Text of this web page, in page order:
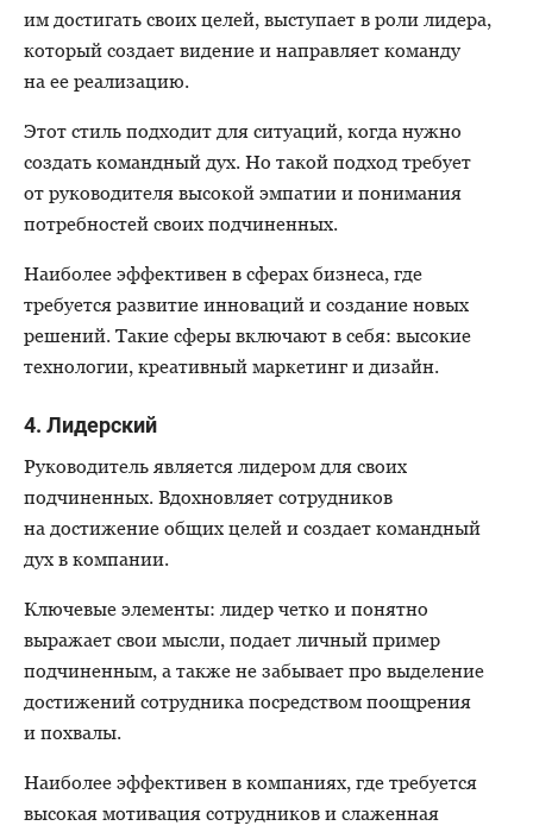
им достигать своих целей, выступает в роли лидера,
который создает видение и направляет команду
на ее реализацию.
Этот стиль подходит для ситуаций, когда нужно
создать командный дух. Но такой подход требует
от руководителя высокой эмпатии и понимания
потребностей своих подчиненных.
Наиболее эффективен в сферах бизнеса, где
требуется развитие инноваций и создание новых
решений. Такие сферы включают в себя: высокие
технологии, креативный маркетинг и дизайн.
4. Лидерский
Руководитель является лидером для своих
подчиненных. Вдохновляет сотрудников
на достижение общих целей и создает командный
дух в компании.
Ключевые элементы: лидер четко и понятно
выражает свои мысли, подает личный пример
подчиненным, а также не забывает про выделение
достижений сотрудника посредством поощрения
и похвалы.
Наиболее эффективен в компаниях, где требуется
высокая мотивация сотрудников и слаженная